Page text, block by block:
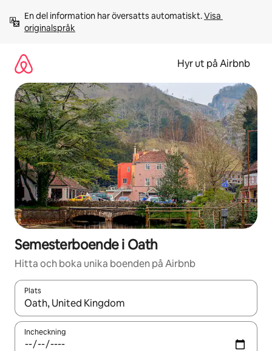
innehåll
En del information har översatts automatiskt. Visa
originalspråk
Hyr ut på Airbnb
Semesterboende i Oath
Hitta och boka unika boenden på Airbnb
Plats
När resultaten är tillgängliga kan du navigera med upp- och
Incheckning